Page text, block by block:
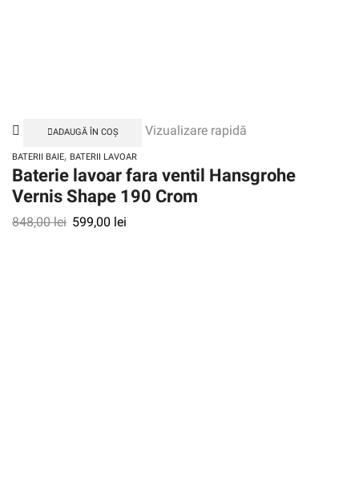
ADAUGĂ ÎN COȘ Vizualizare rapidă
BATERII BAIE, BATERII LAVOAR
Baterie lavoar fara ventil Hansgrohe
Vernis Shape 190 Crom
848,00lei 599,00 lei